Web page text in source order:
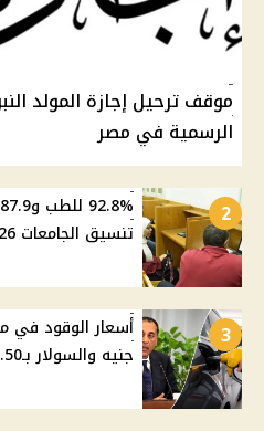
الرسمية في مصر
2
تنسيق الجامعات 2026 وأماكن المرحلة الثانية
3
جنيه والسولار بـ20.50 جنيه